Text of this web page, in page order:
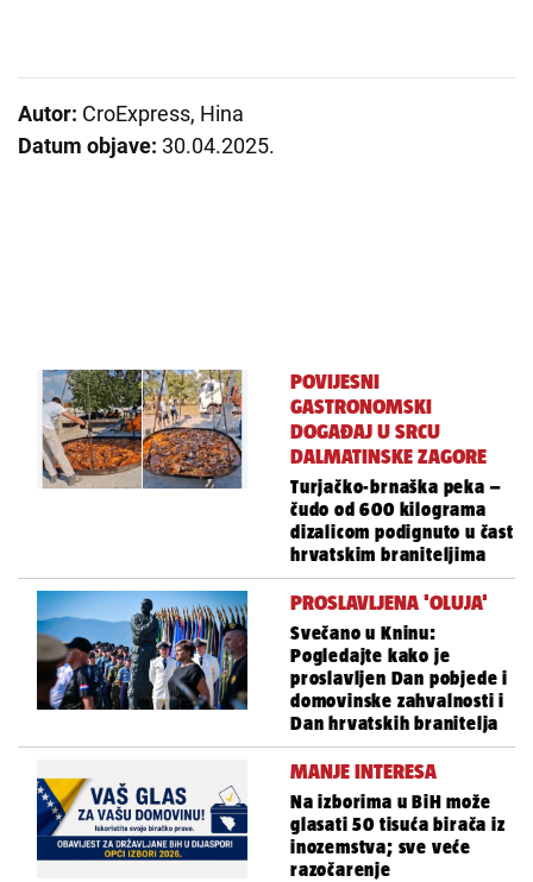
Autor: CroExpress, Hina
Datum objave: 30.04.2025.
POVIJESNI
GASTRONOMSKI
DOGAĐAJ U SRCU
DALMATINSKE ZAGORE
Turjačko-brnaška peka –
čudo od 600 kilograma
dizalicom podignuto u čast
hrvatskim braniteljima
PROSLAVLJENA 'OLUJA'
Svečano u Kninu:
Pogledajte kako je
proslavljen Dan pobjede i
domovinske zahvalnosti i
Dan hrvatskih branitelja
MANJE INTERESA
Na izborima u BiH može
glasati 50 tisuća birača iz
inozemstva; sve veće
razočarenje